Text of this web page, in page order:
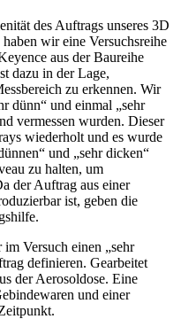
des Auftrags unseres 3D
wir eine Versuchsreihe
aus der Baureihe
dazu in der Lage,
zu erkennen. Wir
dünn“ und einmal „sehr
vermessen wurden. Dieser
wiederholt und es wurde
und „sehr dicken“
zu halten, um
der Auftrag aus einer
ist, geben die
Versuch einen „sehr
definieren. Gearbeitet
der Aerosoldose. Eine
und einer